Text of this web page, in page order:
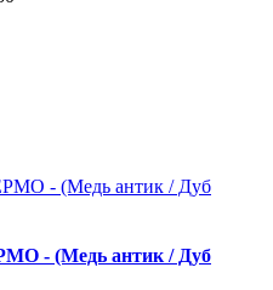
- (Медь антик / Дуб